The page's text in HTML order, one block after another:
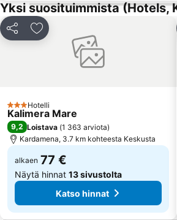
Yksi suosituimmista (Hotels,
Jaa Lisää suosikkeihin
3 Tähtiluokitus
Hotelli
Kalimera Mare
9,2 Loistava (1 363 arviota)
Kardamena, 3.7 km kohteesta Keskusta
alkaen 77 €
Näytä hinnat 13 sivustolta
Katso hinnat